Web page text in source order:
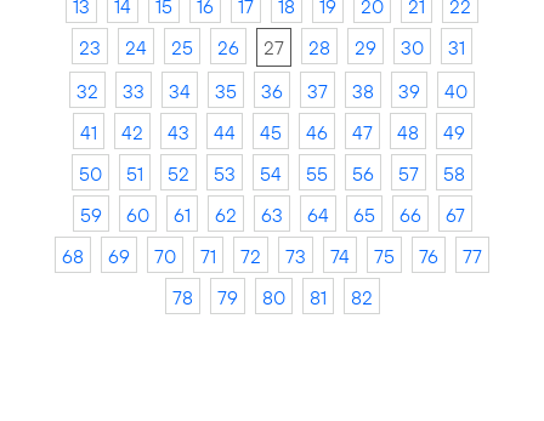
13
14 15 16 17 18 19 20 21
22
23
24 25 26 27 28 29 30
31
32
33 34 35 36 37 38 39
40
41
42 43 44 45 46 47 48
49
50
51 52 53 54 55 56 57
58
59
60 61 62 63 64 65 66
67
68
69 70 71 72 73 74 75 76
77
78
79 80 81 82